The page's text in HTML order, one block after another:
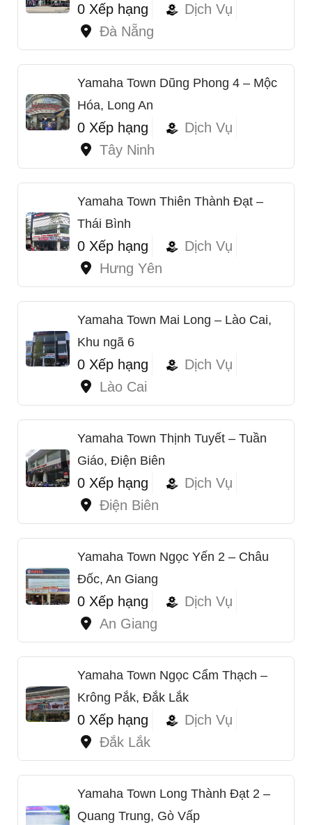
0 Xếp hạng
Dịch Vụ
Đà Nẵng
Yamaha Town Dũng Phong 4 – Mộc
Hóa, Long An
0 Xếp hạng
Dịch Vụ
Tây Ninh
Yamaha Town Thiên Thành Đạt –
Thái Bình
0 Xếp hạng
Dịch Vụ
Hưng Yên
Yamaha Town Mai Long – Lào Cai,
Khu ngã 6
0 Xếp hạng
Dịch Vụ
Lào Cai
Yamaha Town Thịnh Tuyết – Tuần
Giáo, Điện Biên
0 Xếp hạng
Dịch Vụ
Điện Biên
Yamaha Town Ngọc Yến 2 – Châu
Đốc, An Giang
0 Xếp hạng
Dịch Vụ
An Giang
Yamaha Town Ngọc Cẩm Thạch –
Krông Pắk, Đắk Lắk
0 Xếp hạng
Dịch Vụ
Đắk Lắk
Yamaha Town Long Thành Đạt 2 –
Quang Trung, Gò Vấp